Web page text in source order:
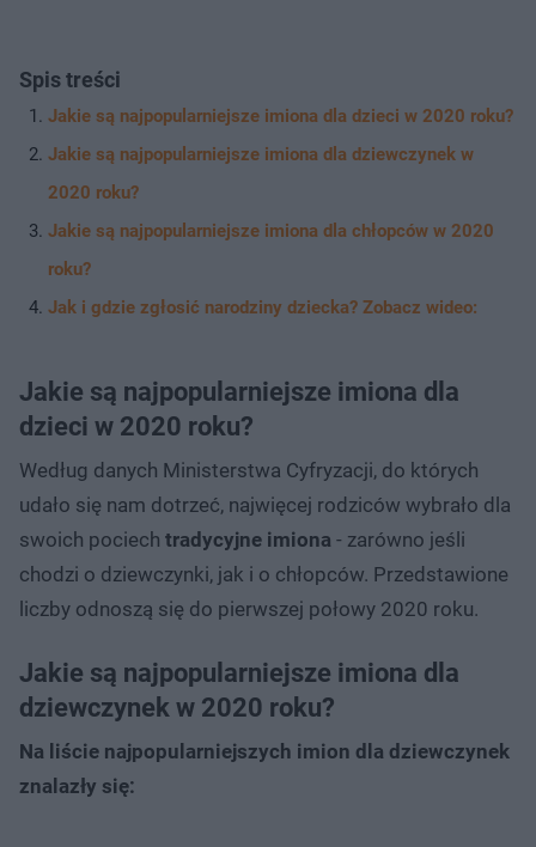
Spis treści
Jakie są najpopularniejsze imiona dla dzieci w 2020 roku?
Jakie są najpopularniejsze imiona dla dziewczynek w
2020 roku?
Jakie są najpopularniejsze imiona dla chłopców w 2020
roku?
Jak i gdzie zgłosić narodziny dziecka? Zobacz wideo:
Jakie są najpopularniejsze imiona dla
dzieci w 2020 roku?
Według danych Ministerstwa Cyfryzacji, do których
udało się nam dotrzeć, najwięcej rodziców wybrało dla
swoich pociech tradycyjne imiona - zarówno jeśli
chodzi o dziewczynki, jak i o chłopców. Przedstawione
liczby odnoszą się do pierwszej połowy 2020 roku.
Jakie są najpopularniejsze imiona dla
dziewczynek w 2020 roku?
Na liście najpopularniejszych imion dla dziewczynek
znalazły się: